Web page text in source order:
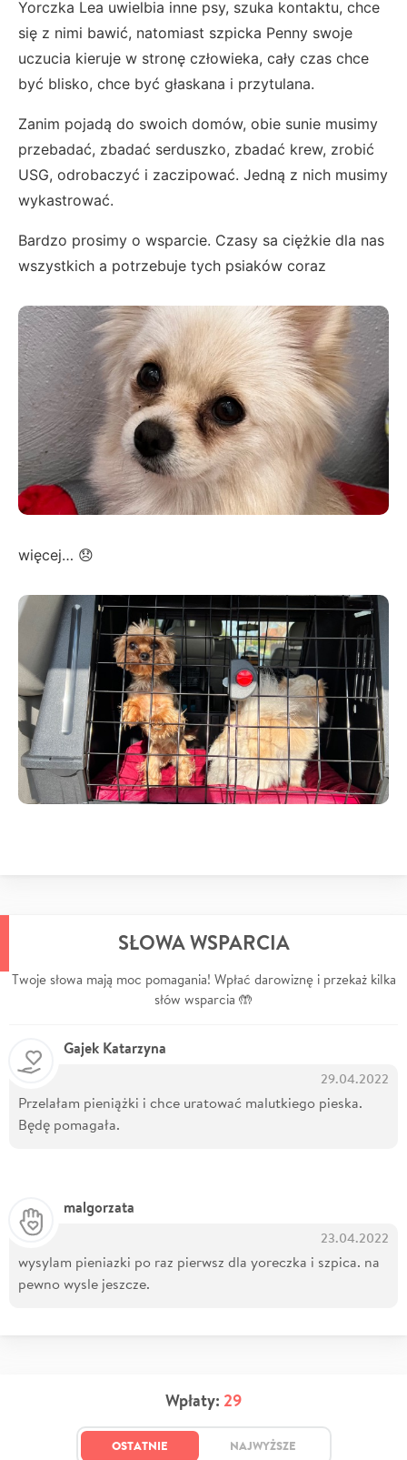
Yorczka Lea uwielbia inne psy, szuka kontaktu, chce
się z nimi bawić, natomiast szpicka Penny swoje
uczucia kieruje w stronę człowieka, cały czas chce
być blisko, chce być głaskana i przytulana.
Zanim pojadą do swoich domów, obie sunie musimy
przebadać, zbadać serduszko, zbadać krew, zrobić
USG, odrobaczyć i zaczipować. Jedną z nich musimy
wykastrować.
Bardzo prosimy o wsparcie. Czasy sa ciężkie dla nas
wszystkich a potrzebuje tych psiaków coraz
więcej… 😞
SŁOWA WSPARCIA
Twoje słowa mają moc pomagania! Wpłać darowiznę i przekaż kilka
słów wsparcia 🤲
Gajek Katarzyna
29.04.2022
Przelałam pieniążki i chce uratować malutkiego pieska.
Będę pomagała.
malgorzata
23.04.2022
wysylam pieniazki po raz pierwsz dla yoreczka i szpica. na
pewno wysle jeszcze.
Wpłaty: 29
OSTATNIE NAJWYŻSZE